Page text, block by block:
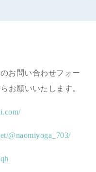
お問い合わせフォー
お願いいたします。
@naomiyoga_703/